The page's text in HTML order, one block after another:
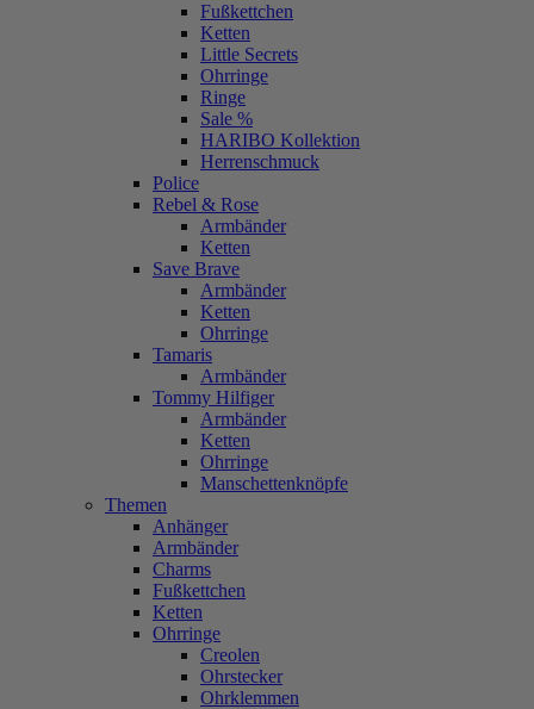
Fußkettchen
Ketten
Little Secrets
Ohrringe
Ringe
Sale %
HARIBO Kollektion
Herrenschmuck
Police
Rebel & Rose
Armbänder
Ketten
Save Brave
Armbänder
Ketten
Ohrringe
Tamaris
Armbänder
Tommy Hilfiger
Armbänder
Ketten
Ohrringe
Manschettenknöpfe
Themen
Anhänger
Armbänder
Charms
Fußkettchen
Ketten
Ohrringe
Creolen
Ohrstecker
Ohrklemmen